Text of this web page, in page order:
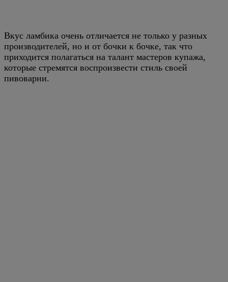
Вкус ламбика очень отличается не только у разных
производителей, но и от бочки к бочке, так что
приходится полагаться на талант мастеров купажа,
которые стремятся воспроизвести стиль своей
пивоварни.